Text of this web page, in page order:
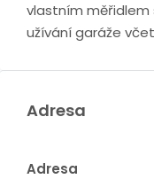
vlastním měřidlem
užívání garáže
Adresa
Adresa